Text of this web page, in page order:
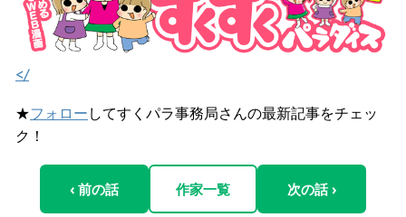
</
★フォロー してすくパラ事務局さんの最新記事をチェッ
ク！
‹ 前の話 作家一覧 次の話 ›